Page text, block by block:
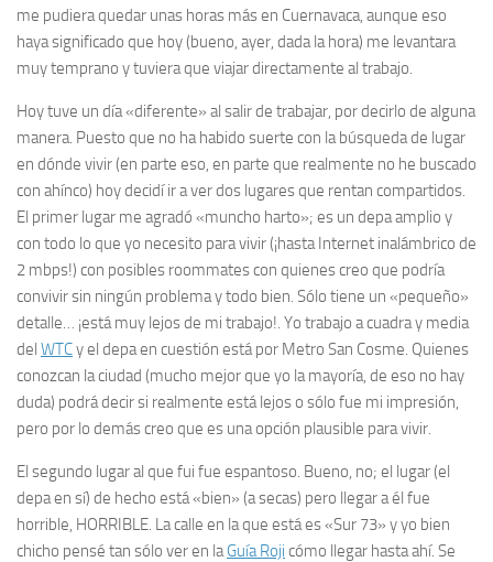
me pudiera quedar unas horas más en Cuernavaca, aunque eso
haya significado que hoy (bueno, ayer, dada la hora) me levantara
muy temprano y tuviera que viajar directamente al trabajo.
Hoy tuve un día «diferente» al salir de trabajar, por decirlo de alguna
manera. Puesto que no ha habido suerte con la búsqueda de lugar
en dónde vivir (en parte eso, en parte que realmente no he buscado
con ahínco) hoy decidí ir a ver dos lugares que rentan compartidos.
El primer lugar me agradó «muncho harto»; es un depa amplio y
con todo lo que yo necesito para vivir (¡hasta Internet inalámbrico de
2 mbps!) con posibles roommatescon quienes creo que podría
convivir sin ningún problema y todo bien. Sólo tiene un «pequeño»
detalle… ¡está muy lejos de mi trabajo!. Yo trabajo a cuadra y media
del WTCy el depa en cuestión está por Metro San Cosme. Quienes
conozcan la ciudad (mucho mejor que yo la mayoría, de eso no hay
duda) podrá decir si realmente está lejos o sólo fue mi impresión,
pero por lo demás creo que es una opción plausible para vivir.
El segundo lugar al que fui fue espantoso. Bueno, no; el lugar (el
depa en sí) de hecho está «bien» (a secas) pero llegar a él fue
horrible, HORRIBLE. La calle en la que está es «Sur 73» y yo bien
chicho pensé tan sólo ver en laGuía Roji cómo llegar hasta ahí. Se